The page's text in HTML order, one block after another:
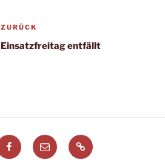
Beitragsnavigation
Vorheriger
Beitrag
ZURÜCK
Einsatzfreitag entfällt
Facebook
E-
Mail
Leitstellenspiel.de